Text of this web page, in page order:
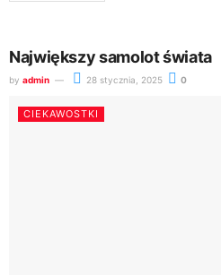
Największy samolot świata
by admin 28 stycznia, 2025 0
CIEKAWOSTKI